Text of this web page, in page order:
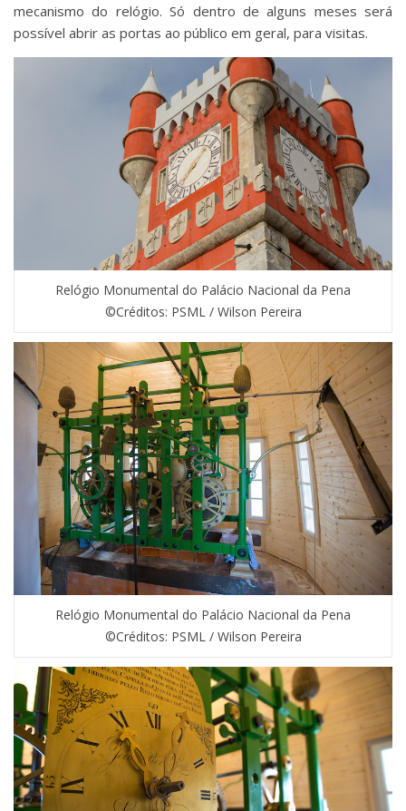
mecanismo do relógio. Só dentro de alguns meses será
possível abrir as portas ao público em geral, para visitas.
Relógio Monumental do Palácio Nacional da Pena
©Créditos: PSML / Wilson Pereira
Relógio Monumental do Palácio Nacional da Pena
©Créditos: PSML / Wilson Pereira